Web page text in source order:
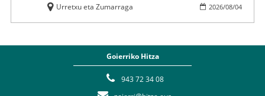
2026/08/04
Urretxu eta Zumarraga
Goierriko Hitza
943 72 34 08